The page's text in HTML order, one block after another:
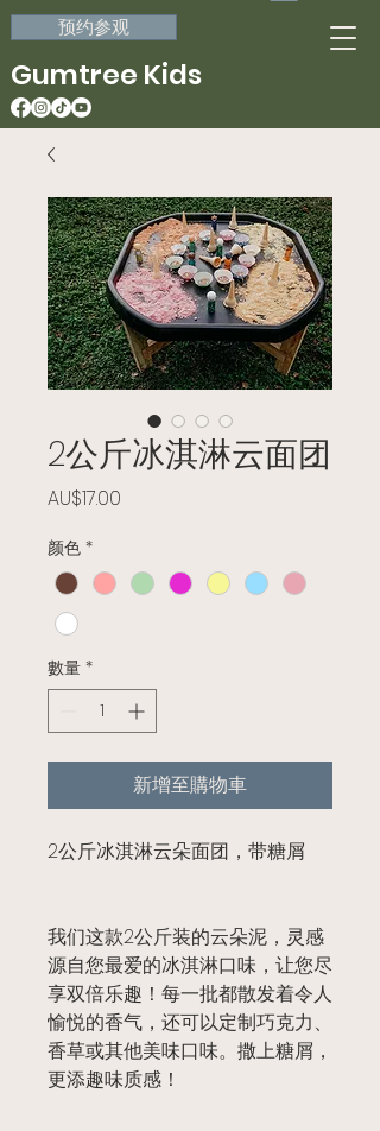
预约参观
Gumtree Kids
2公斤冰淇淋云面团
AU$17.00
颜色 *
數量 *
新增至購物車
2公斤冰淇淋云朵面团，带糖屑
我们这款2公斤装的云朵泥，灵感
源自您最爱的冰淇淋口味，让您尽
享双倍乐趣！每一批都散发着令人
愉悦的香气，还可以定制巧克力、
香草或其他美味口味。撒上糖屑，
更添趣味质感！